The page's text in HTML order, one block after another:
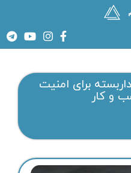
برای امنیت
و کار